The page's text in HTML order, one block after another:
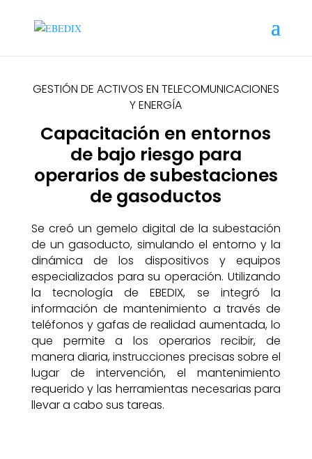
GESTIÓN DE ACTIVOS EN TELECOMUNICACIONES
Y ENERGÍA
Capacitación en entornos
de bajo riesgo para
operarios de subestaciones
de gasoductos
Se creó un gemelo digital de la subestación
de un gasoducto, simulando el entorno y la
dinámica de los dispositivos y equipos
especializados para su operación. Utilizando
la tecnología de EBEDIX, se integró la
información de mantenimiento a través de
teléfonos y gafas de realidad aumentada, lo
que permite a los operarios recibir, de
manera diaria, instrucciones precisas sobre el
lugar de intervención, el mantenimiento
requerido y las herramientas necesarias para
llevar a cabo sus tareas.